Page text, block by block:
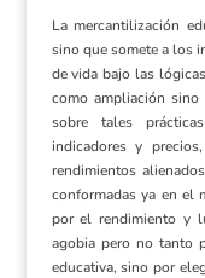
La mercantilización
sino que somete a los
de vida bajo las
como ampliación
sobre tales
indicadores y
rendimientos
conformadas ya en el
por el rendimiento y
agobia pero no tanto
educativa, sino por